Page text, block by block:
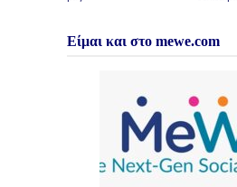
Είμαι και στο mewe.com